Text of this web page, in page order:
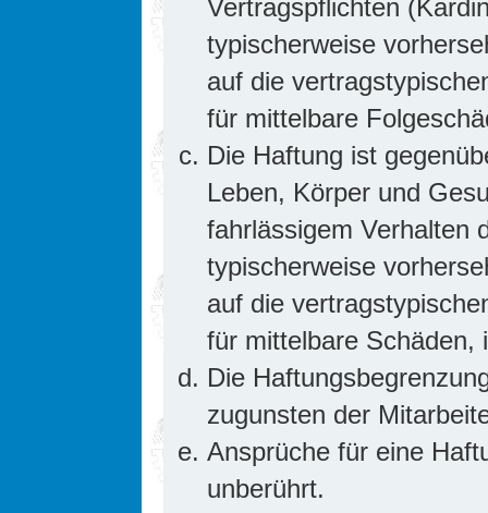
Vertragspflichten
typischerweise
auf die
für mittelbare
Die Haftung ist
Leben, Körper und
fahrlässigem Verhalten
typischerweise
auf die
für mittelbare Schäden,
Die
zugunsten der
Ansprüche für eine
unberührt.